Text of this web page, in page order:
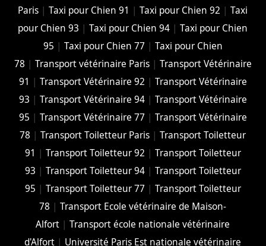
Paris |Taxi pour Chien 91 |Taxi pour Chien 92 |Taxi
pour Chien 93 |Taxi pour Chien 94 |Taxi pour Chien
95 | Taxi pour Chien 77 | Taxi pour Chien
78 | Transport vétérinaire Paris| Transport Vétérinaire
91 | Transport Vétérinaire 92 | Transport Vétérinaire
93 | Transport Vétérinaire 94| Transport Vétérinaire
95 | Transport Vétérinaire 77 | Transport Vétérinaire
78 |Transport Toiletteur Paris |Transport Toiletteur
91 | Transport Toiletteur 92 | Transport Toiletteur
93 | Transport Toiletteur 94| Transport Toiletteur
95 | Transport Toiletteur 77 | Transport Toiletteur
78 |Transport Ecole vétérinaire de Maison-
Alfort |Transport école nationale vétérinaire
d'Alfort | Université Paris Est nationale vétérinaire